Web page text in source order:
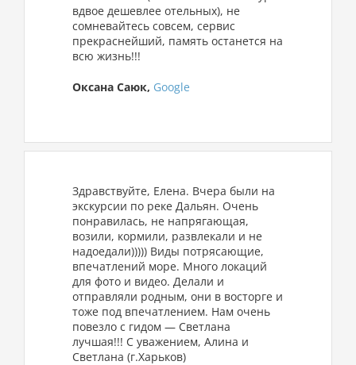
вдвое дешевлее отельных), не
сомневайтесь совсем, сервис
прекраснейший, память останется на
всю жизнь!!!
Оксана Саюк, Google
Здравствуйте, Елена. Вчера были на
экскурсии по реке Дальян. Очень
понравилась, не напрягающая,
возили, кормили, развлекали и не
надоедали))))) Виды потрясающие,
впечатлений море. Много локаций
для фото и видео. Делали и
отправляли родным, они в восторге и
тоже под впечатлением. Нам очень
повезло с гидом — Светлана
лучшая!!! С уважением, Алина и
Светлана (г.Харьков)